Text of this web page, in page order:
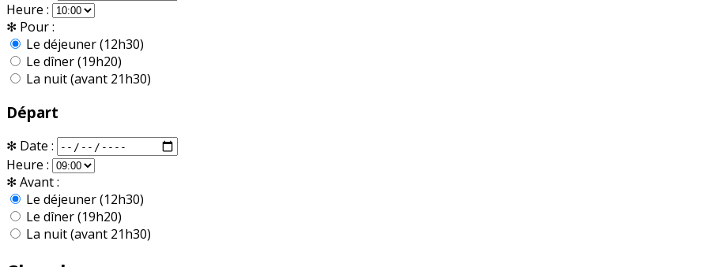
Heure :
✻ Pour :
Le déjeuner (12h30)
Le dîner (19h20)
La nuit (avant 21h30)
Départ
✻ Date :
Heure :
✻ Avant :
Le déjeuner (12h30)
Le dîner (19h20)
La nuit (avant 21h30)